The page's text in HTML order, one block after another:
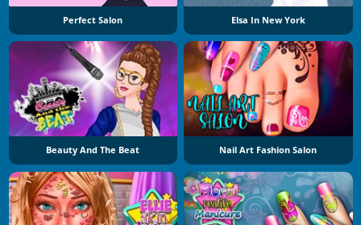
Perfect Salon Elsa In New York
Beauty And The Beat Nail Art Fashion Salon